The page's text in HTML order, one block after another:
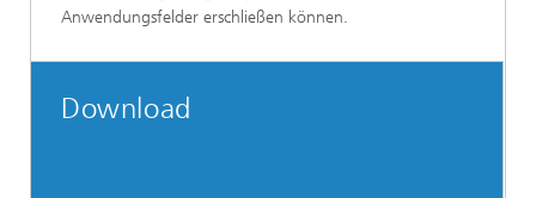
Anwendungsfelder erschließen können.
Download